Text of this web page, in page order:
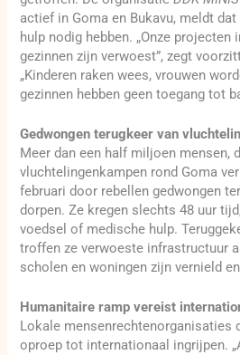
actief in Goma en Bukavu, meldt
hulp nodig hebben. „Onze projecten
gezinnen zijn verwoest”, zegt
„Kinderen raken wees, vrouwen
gezinnen hebben geen toegang tot
Gedwongen terugkeer van
Meer dan een half miljoen mensen,
vluchtelingenkampen rond Goma
februari door rebellen gedwongen
dorpen. Ze kregen slechts 48 uur
voedsel of medische hulp.
troffen ze verwoeste infrastructuur
scholen en woningen zijn vernield
Humanitaire ramp vereist
Lokale mensenrechtenorganisaties
oproep tot internationaal ingrijpen.